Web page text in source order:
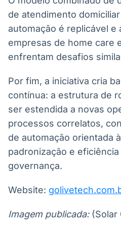
de atendimento
automação é replicável e
empresas de home care
enfrentam desafios
Por fim, a iniciativa cria
contínua: a estrutura de
ser estendida a novas
processos correlatos,
de automação orientada
padronização e
governança.
Website:
Imagem publicada:(Solar